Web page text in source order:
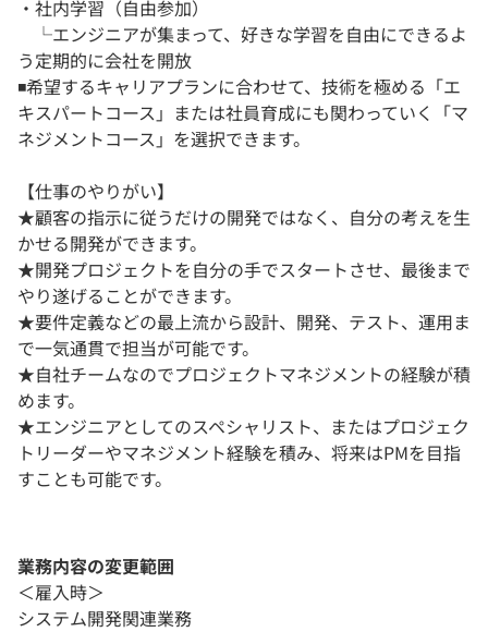
・社内学習（自由参加）
└エンジニアが集まって、好きな学習を自由にできるよ
う定期的に会社を開放
◾️希望するキャリアプランに合わせて、技術を極める「エ
キスパートコース」または社員育成にも関わっていく「マ
ネジメントコース」を選択できます。
【仕事のやりがい】
★顧客の指示に従うだけの開発ではなく、自分の考えを生
かせる開発ができます。
★開発プロジェクトを自分の手でスタートさせ、最後まで
やり遂げることができます。
★要件定義などの最上流から設計、開発、テスト、運用ま
で一気通貫で担当が可能です。
★自社チームなのでプロジェクトマネジメントの経験が積
めます。
★エンジニアとしてのスペシャリスト、またはプロジェク
トリーダーやマネジメント経験を積み、将来はPMを目指
すことも可能です。
業務内容の変更範囲
＜雇入時＞
システム開発関連業務